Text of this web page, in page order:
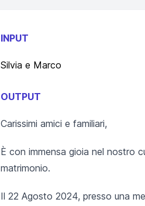
INPUT
Silvia e Marco
OUTPUT
Carissimi amici e familiari,
È con immensa gioia nel nostro
matrimonio.
Il 22 Agosto 2024, presso una